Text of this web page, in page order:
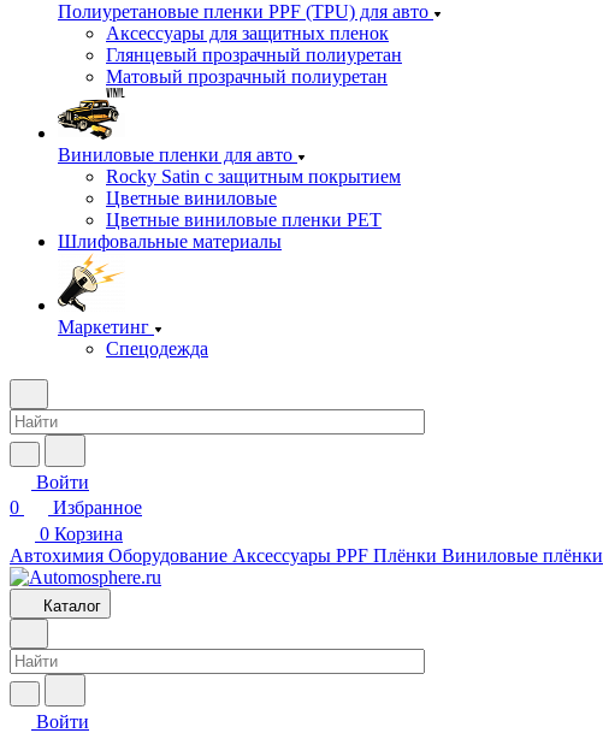
Полиуретановые пленки PPF (TPU) для авто
Аксессуары для защитных пленок
Глянцевый прозрачный полиуретан
Матовый прозрачный полиуретан
Виниловые пленки для авто
Rocky Satin с защитным покрытием
Цветные виниловые
Цветные виниловые пленки PET
Шлифовальные материалы
Маркетинг
Спецодежда
Войти
0
Избранное
0 Корзина
Автохимия Оборудование Аксессуары PPF Плёнки Виниловые плёнки
Каталог
Войти